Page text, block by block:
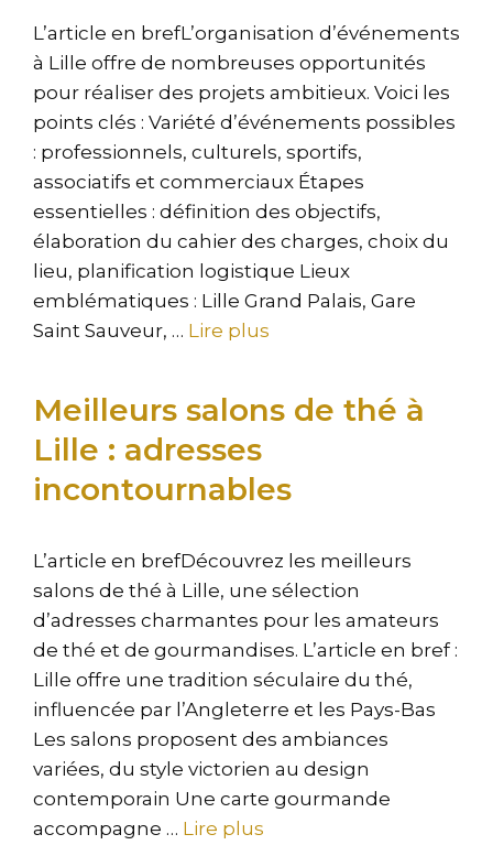
L’article en brefL’organisation d’événements
à Lille offre de nombreuses opportunités
pour réaliser des projets ambitieux. Voici les
points clés : Variété d’événements possibles
: professionnels, culturels, sportifs,
associatifs et commerciaux Étapes
essentielles : définition des objectifs,
élaboration du cahier des charges, choix du
lieu, planification logistique Lieux
emblématiques : Lille Grand Palais, Gare
Saint Sauveur, … Lire plus
Meilleurs salons de thé à
Lille : adresses
incontournables
L’article en brefDécouvrez les meilleurs
salons de thé à Lille, une sélection
d’adresses charmantes pour les amateurs
de thé et de gourmandises. L’article en bref :
Lille offre une tradition séculaire du thé,
influencée par l’Angleterre et les Pays-Bas
Les salons proposent des ambiances
variées, du style victorien au design
contemporain Une carte gourmande
accompagne … Lire plus